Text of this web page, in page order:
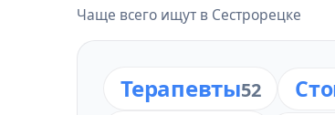
Чаще всего ищут в Сестрорецке
Терапевты52